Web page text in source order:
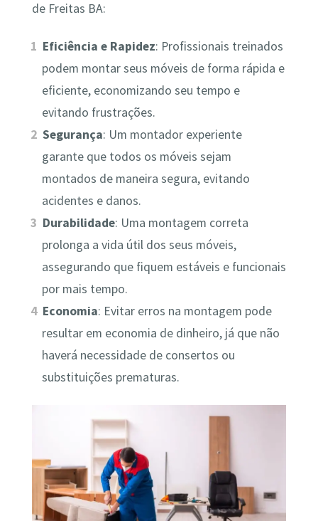
de Freitas BA:
Eficiência e Rapidez: Profissionais treinados
podem montar seus móveis de forma rápida e
eficiente, economizando seu tempo e
evitando frustrações.
Segurança: Um montador experiente
garante que todos os móveis sejam
montados de maneira segura, evitando
acidentes e danos.
Durabilidade: Uma montagem correta
prolonga a vida útil dos seus móveis,
assegurando que fiquem estáveis e funcionais
por mais tempo.
Economia: Evitar erros na montagem pode
resultar em economia de dinheiro, já que não
haverá necessidade de consertos ou
substituições prematuras.